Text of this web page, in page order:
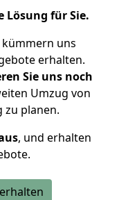
Lösung für Sie.
kümmern uns
erhalten.
Sie uns noch
Umzug von
zu planen.
, und erhalten